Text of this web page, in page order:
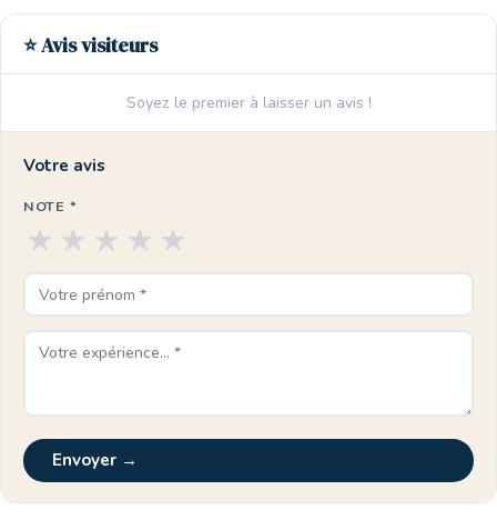
⭐ Avis visiteurs
Soyez le premier à laisser un avis !
Votre avis
NOTE *
★
★
★
★
★
Envoyer →